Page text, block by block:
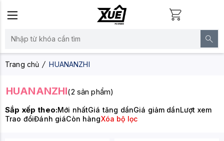
Trang chủ HUANANZHI
HUANANZHI(2 sản phẩm)
Sắp xếp theo:Mới nhấtGiá tăng dầnGiá giảm dầnLượt xem
Trao đổiĐánh giáCòn hàngXóa bộ lọc